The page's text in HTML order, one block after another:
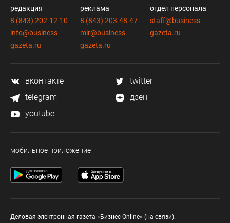
редакция
8 (843) 202-12-10
info@business-
gazeta.ru
реклама
8 (843) 203-48-47
mir@business-
gazeta.ru
отдел персонала
staff@business-
gazeta.ru
вконтакте
twitter
telegram
дзен
youtube
мобильное приложение
Деловая электронная газета «Бизнес Online» (на связи).